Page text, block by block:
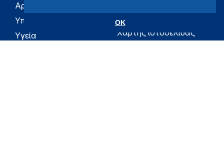
OK
Αρχική
Υπουργείο
Υγεία
Υγεία
Χάρτης ιστοσελίδας